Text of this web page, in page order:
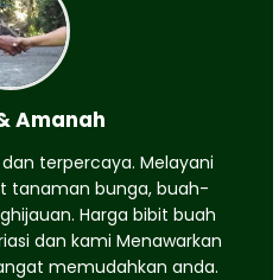
Amanah
terpercaya. Melayani
tanaman bunga, buah-
Harga bibit buah
dan kami Menawarkan
memudahkan anda.